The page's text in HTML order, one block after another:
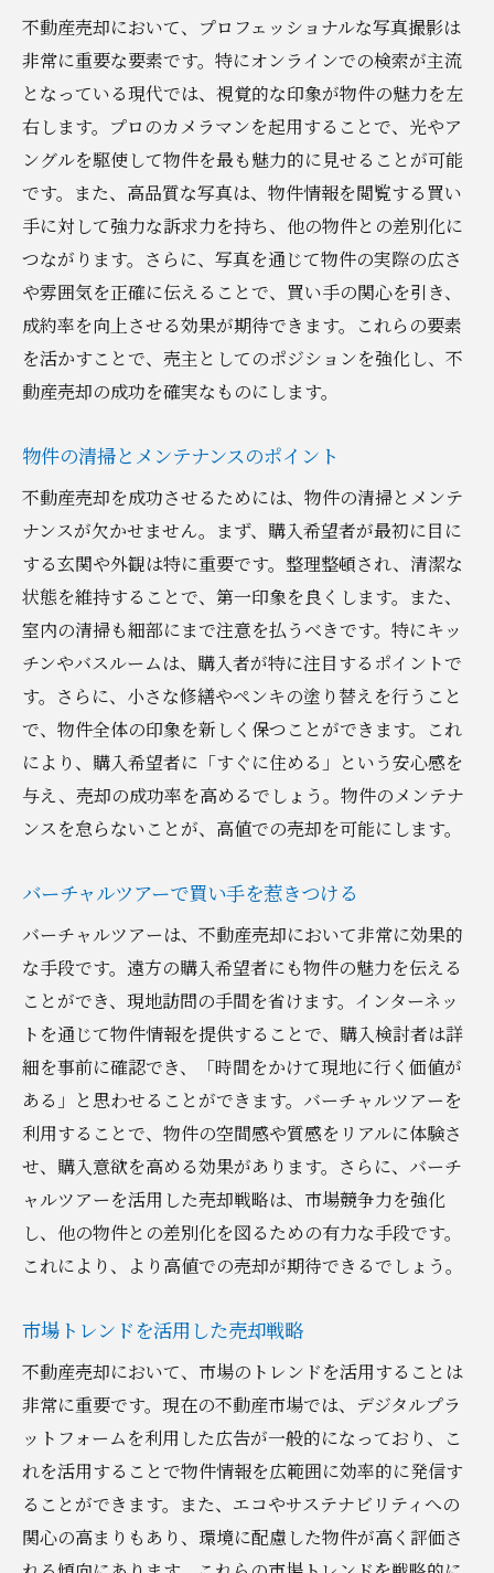
取り入れる
価格交渉の達人になるための実践的なヒント
価格交渉を成功させるコミュニケーション
術
交渉の場で準備すべき資料とデータ
買い手の心理を理解した交渉テクニック
交渉を有利に進めるための柔軟な対応
プロフェッショナルな交渉術を身に付ける
過去の交渉成功例から学ぶ教訓
地元市場を熟知して不動産売却を成功に導く方
法
地域に根差した販売戦略の構築
地域コミュニティとの連携の重要性
地元不動産会社との協力で売却を加速
地域イベントを活用した物件PR
地域特化型広告の効果的な利用
不動産売却時に注意すべき手続きと必要書類の
把握
売却に必要な手続きの流れを理解する
重要書類の準備とその役割
不動産取引における法令遵守のポイント
契約書作成時の注意点とチェックリスト
実務経験から学ぶ手続きのコツ
SNS活用で不動産売却の成功率を上げる秘訣
SNSプラットフォーム別の戦略的活用法
視覚的コンテンツの重要性と作成方法
SNS広告でターゲットリーチを拡大
フォロワーとのエンゲージメント向上術
成功しているSNSキャンペーン事例の分析
SNSを活用したコミュニティ形成のメリッ
ト
実際の事例から学ぶ不動産売却の成功ストーリ
ー
不動産売却成功者の声を活かす
失敗経験から得る貴重な教訓
具体例で学ぶ交渉のポイント
事例から見る市場動向への対応策
ストーリーで示す売却成功の道筋
不動産売却において、プロフェッショナルな写真撮影は
非常に重要な要素です。特にオンラインでの検索が主流
となっている現代では、視覚的な印象が物件の魅力を左
右します。プロのカメラマンを起用することで、光やア
ングルを駆使して物件を最も魅力的に見せることが可能
です。また、高品質な写真は、物件情報を閲覧する買い
手に対して強力な訴求力を持ち、他の物件との差別化に
つながります。さらに、写真を通じて物件の実際の広さ
や雰囲気を正確に伝えることで、買い手の関心を引き、
成約率を向上させる効果が期待できます。これらの要素
を活かすことで、売主としてのポジションを強化し、不
動産売却の成功を確実なものにします。
物件の清掃とメンテナンスのポイント
不動産売却を成功させるためには、物件の清掃とメンテ
ナンスが欠かせません。まず、購入希望者が最初に目に
する玄関や外観は特に重要です。整理整頓され、清潔な
状態を維持することで、第一印象を良くします。また、
室内の清掃も細部にまで注意を払うべきです。特にキッ
チンやバスルームは、購入者が特に注目するポイントで
す。さらに、小さな修繕やペンキの塗り替えを行うこと
で、物件全体の印象を新しく保つことができます。これ
により、購入希望者に「すぐに住める」という安心感を
与え、売却の成功率を高めるでしょう。物件のメンテナ
ンスを怠らないことが、高値での売却を可能にします。
バーチャルツアーで買い手を惹きつける
バーチャルツアーは、不動産売却において非常に効果的
な手段です。遠方の購入希望者にも物件の魅力を伝える
ことができ、現地訪問の手間を省けます。インターネッ
トを通じて物件情報を提供することで、購入検討者は詳
細を事前に確認でき、「時間をかけて現地に行く価値が
ある」と思わせることができます。バーチャルツアーを
利用することで、物件の空間感や質感をリアルに体験さ
せ、購入意欲を高める効果があります。さらに、バーチ
ャルツアーを活用した売却戦略は、市場競争力を強化
し、他の物件との差別化を図るための有力な手段です。
これにより、より高値での売却が期待できるでしょう。
市場トレンドを活用した売却戦略
不動産売却において、市場のトレンドを活用することは
非常に重要です。現在の不動産市場では、デジタルプラ
ットフォームを利用した広告が一般的になっており、こ
れを活用することで物件情報を広範囲に効率的に発信す
ることができます。また、エコやサステナビリティへの
関心の高まりもあり、環境に配慮した物件が高く評価さ